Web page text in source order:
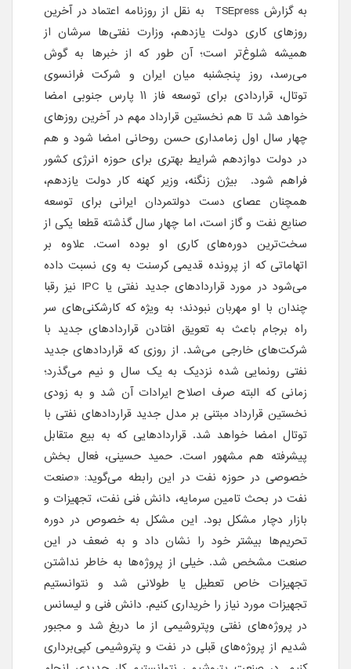
به گزارش TSEpress به نقل از روزنامه اعتماد در آخرین
روزهای کاری دولت یازدهم، وزارت نفتی‌ها سرشان از
همیشه شلوغ‌تر است؛ آن طور که از خبرها به گوش
می‌رسد، روز پنجشنبه میان ایران و شرکت فرانسوی
توتال، قراردادی برای توسعه فاز ١١ پارس جنوبی امضا
خواهد شد تا هم نخستین قرارداد مهم در آخرین روزهای
چهار سال اول زمامداری حسن روحانی امضا شود و هم
در دولت دوازدهم شرایط بهتری برای حوزه انرژی کشور
فراهم شود. بیژن زنگنه، وزیر کهنه کار دولت یازدهم،
همچنان عصای دست دولتمردان ایرانی برای توسعه
صنایع نفت و گاز است، اما چهار سال گذشته قطعا یکی از
سخت‌ترین دوره‌های کاری او بوده است. علاوه بر
اتهاماتی که از پرونده قدیمی کرسنت به وی نسبت داده
می‌شود در مورد قراردادهای جدید نفتی یا IPC نیز رقبا
چندان با او مهربان نبودند؛ به ویژه که کارشکنی‌های سر
راه برجام باعث به تعویق افتادن قراردادهای جدید با
شرکت‌های خارجی می‌شد. از روزی که قراردادهای جدید
نفتی رونمایی شده نزدیک به یک سال و نیم می‌گذرد؛
زمانی که البته صرف اصلاح ایرادات آن شد و به زودی
نخستین قرارداد مبتنی بر مدل جدید قراردادهای نفتی با
توتال امضا خواهد شد. قراردادهایی که به بیع متقابل
پیشرفته هم مشهور است. حمید حسینی، فعال بخش
خصوصی در حوزه نفت در این رابطه می‌گوید: «صنعت
نفت در بحث تامین سرمایه، دانش فنی نفت، تجهیزات و
بازار دچار مشکل بود. این مشکل به خصوص در دوره
تحریم‌ها بیشتر خود را نشان داد و به ضعف در این
صنعت مشخص شد. خیلی از پروژه‌ها به خاطر نداشتن
تجهیزات خاص تعطیل یا طولانی شد و نتوانستیم
تجهیزات مورد نیاز را خریداری کنیم. دانش فنی و لیسانس
در پروژه‌های نفتی وپتروشیمی از ما دریغ شد و مجبور
شدیم از پروژه‌های قبلی در نفت و پتروشیمی کپی‌برداری